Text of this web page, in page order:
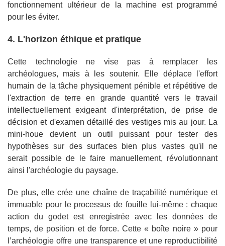
fonctionnement ultérieur de la machine est programmé
pour les éviter.
4. L'horizon éthique et pratique
Cette technologie ne vise pas à remplacer les
archéologues, mais à les soutenir. Elle déplace l'effort
humain de la tâche physiquement pénible et répétitive de
l'extraction de terre en grande quantité vers le travail
intellectuellement exigeant d'interprétation, de prise de
décision et d'examen détaillé des vestiges mis au jour. La
mini-houe devient un outil puissant pour tester des
hypothèses sur des surfaces bien plus vastes qu'il ne
serait possible de le faire manuellement, révolutionnant
ainsi l'archéologie du paysage.
De plus, elle crée une chaîne de traçabilité numérique et
immuable pour le processus de fouille lui-même : chaque
action du godet est enregistrée avec les données de
temps, de position et de force. Cette « boîte noire » pour
l’archéologie offre une transparence et une reproductibilité